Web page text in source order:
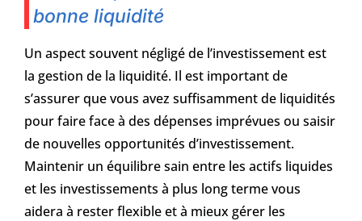
bonne liquidité
Un aspect souvent négligé de l’investissement est
la gestion de la liquidité. Il est important de
s’assurer que vous avez suffisamment de liquidités
pour faire face à des dépenses imprévues ou saisir
de nouvelles opportunités d’investissement.
Maintenir un équilibre sain entre les actifs liquides
et les investissements à plus long terme vous
aidera à rester flexible et à mieux gérer les